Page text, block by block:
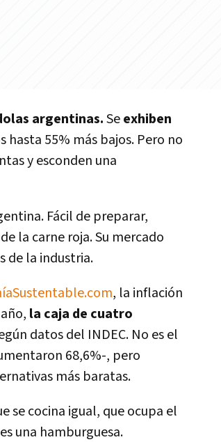
argentinas.Seexhiben
hasta 55% más bajos. Pero no
y esconden una
Fácil de preparar,
la carne roja. Su mercado
de la industria.
, la inflación
la caja de cuatro
datos del INDEC. No es el
68,6%-, pero
más baratas.
se cocina igual, que ocupa el
una hamburguesa.